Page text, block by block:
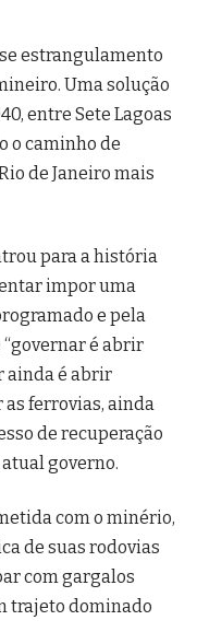
estrangulamento
Uma solução
entre Sete Lagoas
o caminho de
de Janeiro mais
para a história
impor uma
e pela
“governar é abrir
ainda é abrir
as ferrovias, ainda
de recuperação
governo.
com o minério,
de suas rodovias
com gargalos
trajeto dominado